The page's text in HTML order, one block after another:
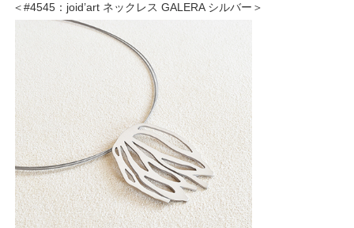
＜#4545：joid’art ネックレス GALERA シルバー＞